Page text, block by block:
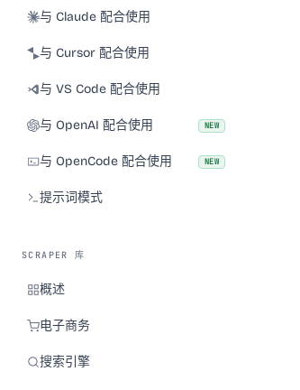
与 Claude 配合使用
与 Cursor 配合使用
与 VS Code 配合使用
与 OpenAI 配合使用 NEW
与 OpenCode 配合使用 NEW
提示词模式
SCRAPER 库
概述
电子商务
搜索引擎